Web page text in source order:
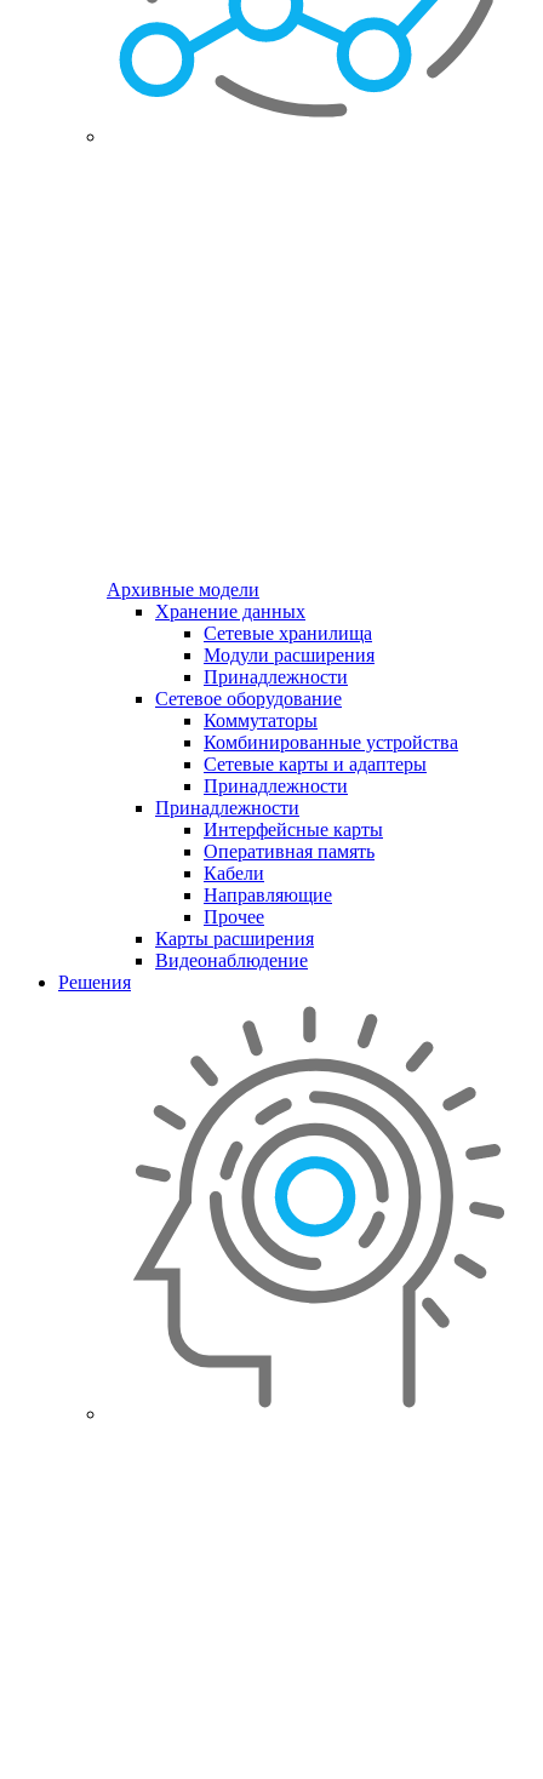
Архивные модели
Хранение данных
Сетевые хранилища
Модули расширения
Принадлежности
Сетевое оборудование
Коммутаторы
Комбинированные устройства
Сетевые карты и адаптеры
Принадлежности
Принадлежности
Интерфейсные карты
Оперативная память
Кабели
Направляющие
Прочее
Карты расширения
Видеонаблюдение
Решения